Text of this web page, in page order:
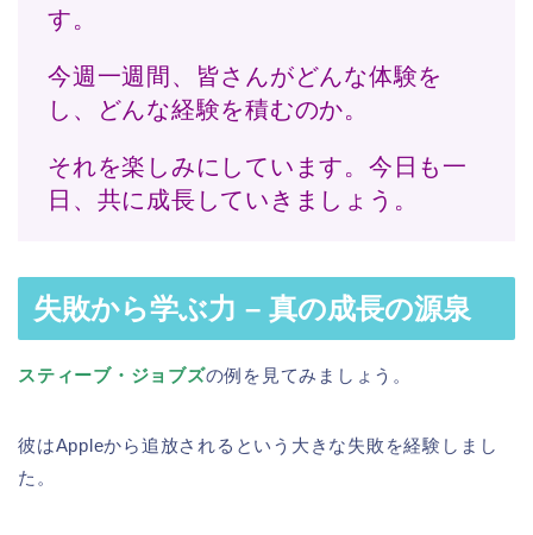
す。
今週一週間、皆さんがどんな体験を
し、どんな経験を積むのか。
それを楽しみにしています。今日も一
日、共に成長していきましょう。
失敗から学ぶ力 – 真の成長の源泉
スティーブ・ジョブズの例を見てみましょう。
彼はAppleから追放されるという大きな失敗を経験しまし
た。